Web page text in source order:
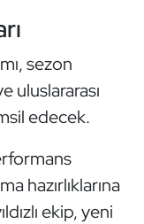
sezon
uluslararası
edecek.
hazırlıklarına
ekip, yeni